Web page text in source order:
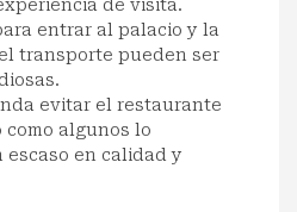
de visita.
entrar al palacio y la
transporte pueden ser
evitar el restaurante
como algunos lo
escaso en calidad y